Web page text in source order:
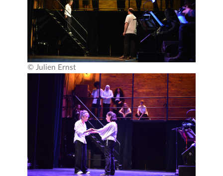
© Julien Ernst